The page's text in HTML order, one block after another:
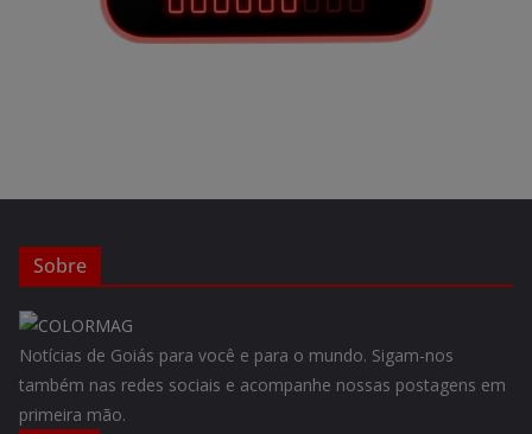
Sobre
Notícias de Goiás para você e para o mundo. Sigam-nos
também nas redes sociais e acompanhe nossas postagens em
primeira mão.